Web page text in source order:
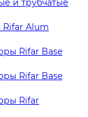
и трубчатые
Alum
Rifar Base
Rifar Base
Rifar